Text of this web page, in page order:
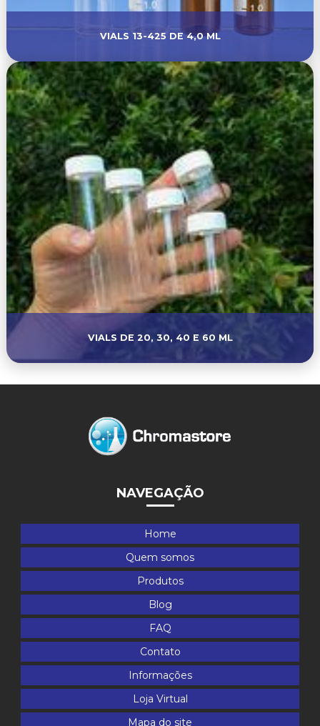
VIALS 13-425 DE 4,0 ML
VIALS DE 20, 30, 40 E 60 ML
NAVEGAÇÃO
Home
Quem somos
Produtos
Blog
FAQ
Contato
Informações
Loja Virtual
Mapa do site